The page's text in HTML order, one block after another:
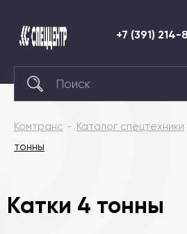
+7 (391)
Комтранс Каталог спецтехники
тонны
Катки 4 тонны